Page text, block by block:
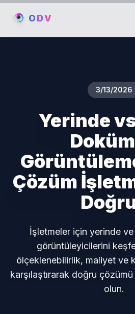
ODV
3/13/2026
Yerinde
Çözüm
İşletmeler için yerinde
görüntüleyicilerini
ölçeklenebilirlik, maliyet ve
karşılaştırarak doğru çözümü
olun.